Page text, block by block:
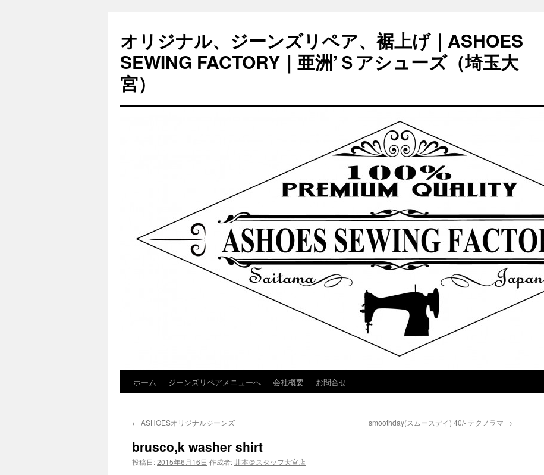
オリジナル、ジーンズリペア、裾上げ｜ASHOES
SEWING FACTORY｜亜洲’Ｓアシューズ（埼玉大
宮）
テ
ン
ホーム ジーンズリペアメニューへ 会社概要 お問合せ
← ASHOESオリジナルジーンズ smoothday(スムースデイ) 40/- テクノラマ →
brusco,k washer shirt
投稿日:2015年6月16日 作成者:井本＠スタッフ大宮店